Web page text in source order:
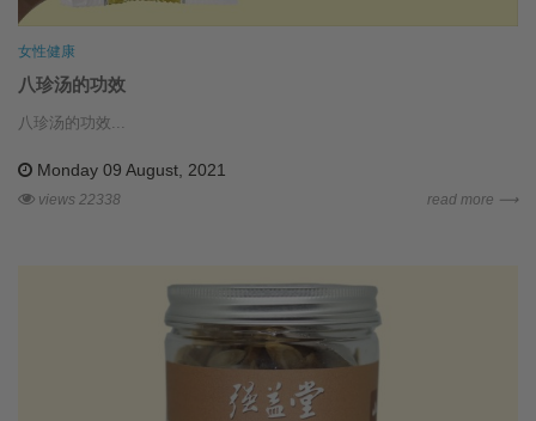
女性健康
八珍汤的功效
八珍汤的功效...
Monday 09 August, 2021
views 22338 read more ⟶